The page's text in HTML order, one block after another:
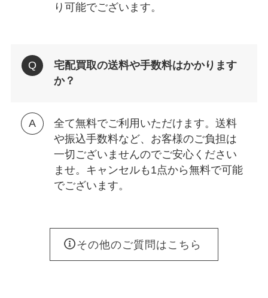
り可能でございます。
宅配買取の送料や手数料はかかります
か？
全て無料でご利用いただけます。送料
や振込手数料など、お客様のご負担は
一切ございませんのでご安心ください
ませ。キャンセルも1点から無料で可能
でございます。
その他のご質問はこちら